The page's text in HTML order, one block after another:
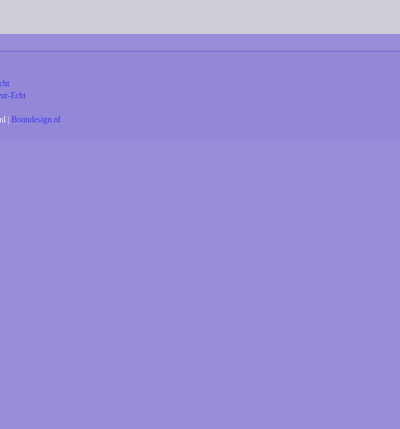
Echt
| Bonndesign.nl